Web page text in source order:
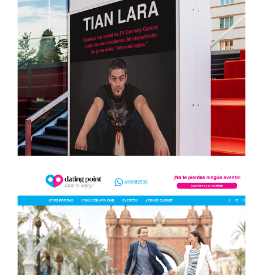
Monólogos en Barcelona
Branding
Diseño web
Sistema de reservas web
Posicionamiento SEO
Dating Point
Branding
Diseño web
Comunicación